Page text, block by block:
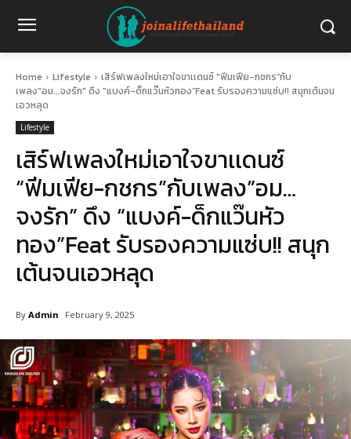
Home Lifestyle
เสิร์ฟเพลงใหม่เอาใจขาเเดนซ์ "ฟีมเฟีย-กชกร”กับ
เพลง"อม...จงรัก" ดึง "แบงค์-ด็กแว๊นหัวทอง”Feat รับรองความแซ่บ!! สนุกเต้นจน
เอวหลุด
Lifestyle
เสิร์ฟเพลงใหม่เอาใจขาเเดนซ์
“ฟีมเฟีย-กชกร”กับเพลง”อม…
จงรัก” ดึง “แบงค์-ด็กแว๊นหัว
ทอง”Feat รับรองความแซ่บ!! สนุก
เต้นจนเอวหลุด
By Admin February 9, 2025